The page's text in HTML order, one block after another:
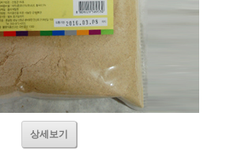
상세보기